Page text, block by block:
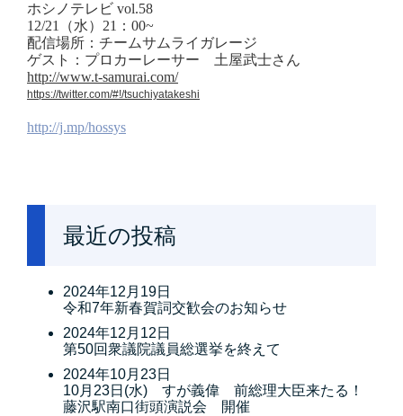
ホシノテレビ vol.58
12/21
（水） 21 ： 00~
配信場所：チームサムライガレージ
ゲスト：プロカーレーサー 土屋武士さん
http://www.t-samurai.com/
https://twitter.com/#!/tsuchiyatakeshi
http://j.mp/hossys
最近の投稿
2024年12月19日
令和7年新春賀詞交歓会のお知らせ
2024年12月12日
第50回衆議院議員総選挙を終えて
2024年10月23日
10月23日(水) すが義偉 前総理大臣来たる！
藤沢駅南口街頭演説会 開催